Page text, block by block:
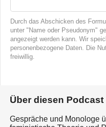
Durch das Abschicken des
unter "Name oder Pseudonym"
angezeigt werden kann. Wir
personenbezogene Daten. Die
freiwillig.
Über diesen Podcast
Gespräche und Monologe